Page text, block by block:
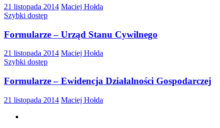
21 listopada 2014 Maciej Hołda
Szybki dostęp
Formularze – Urząd Stanu Cywilnego
21 listopada 2014 Maciej Hołda
Szybki dostęp
Formularze – Ewidencja Działalności Gospodarczej
21 listopada 2014 Maciej Hołda